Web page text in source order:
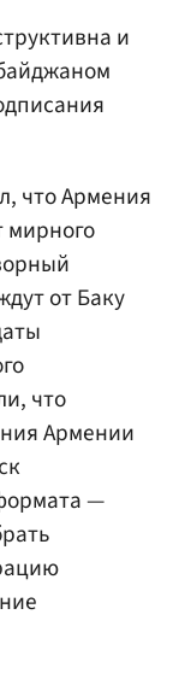
и
что Армения
мирного
от Баку
что
Армении
—